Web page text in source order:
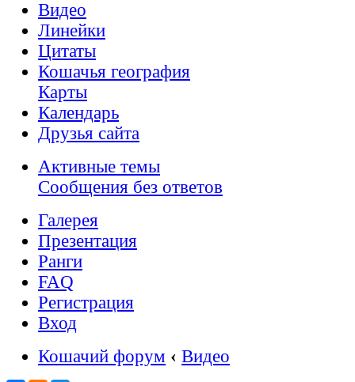
Видео
Линейки
Цитаты
Кошачья география
Карты
Календарь
Друзья сайта
Активные темы
Сообщения без ответов
Галерея
Презентация
Ранги
FAQ
Регистрация
Вход
Кошачий форум ‹ Видео